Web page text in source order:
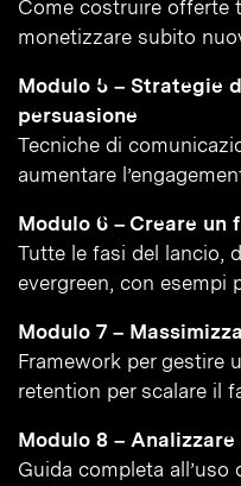
Come costruire offerte
monetizzare subito
Modulo 5 – Strategie
persuasione
Tecniche di
aumentare
Modulo 6 – Creare un
Tutte le fasi del lancio,
evergreen, con esempi
Modulo 7 –
Framework per gestire
retention per scalare il
Modulo 8 –
Guida completa